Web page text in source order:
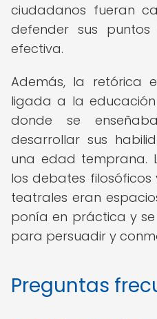
ciudadanos fueran
defender sus
efectiva.
Además, la retórica
ligada a la
donde se
desarrollar sus
una edad temprana.
los debates filosóficos
teatrales eran
ponía en práctica y
para persuadir y
Preguntas